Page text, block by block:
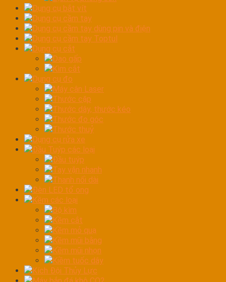
Dụng cụ bắt vít
Dụng cụ cầm tay
Dụng cụ cầm tay dùng pin và điện
Dụng cụ cầm tay Toptul
Dụng cụ cắt
Dao gấp
Kìm cắt
Dụng cụ đo
Máy cân Laser
Thước cặp
Thước dây, thước kéo
Thước đo góc
Thước thuỷ
Dụng cụ rửa xe
Đầu Tuýp các loại
Đầu tuýp
Tay vặn nhanh
Thanh nối dài
Đèn LED tổ ong
Kềm các loại
Bộ kìm
Kềm cắt
Kềm mỏ quạ
Kềm mũi bằng
Kềm mũi nhọn
Kiềm tuốc dây
Kích Đội Thủy Lực